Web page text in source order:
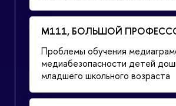
М111, БОЛЬШОЙ
Проблемы обучения
медиабезопасности детей
младшего школьного возраста